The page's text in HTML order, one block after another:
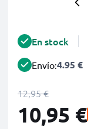
En stock
Envío:4.95 €
12,95 €
10,95 €